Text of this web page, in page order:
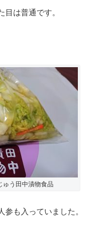
目は普通です。
ゅう田中漬物食品
も入っていました。